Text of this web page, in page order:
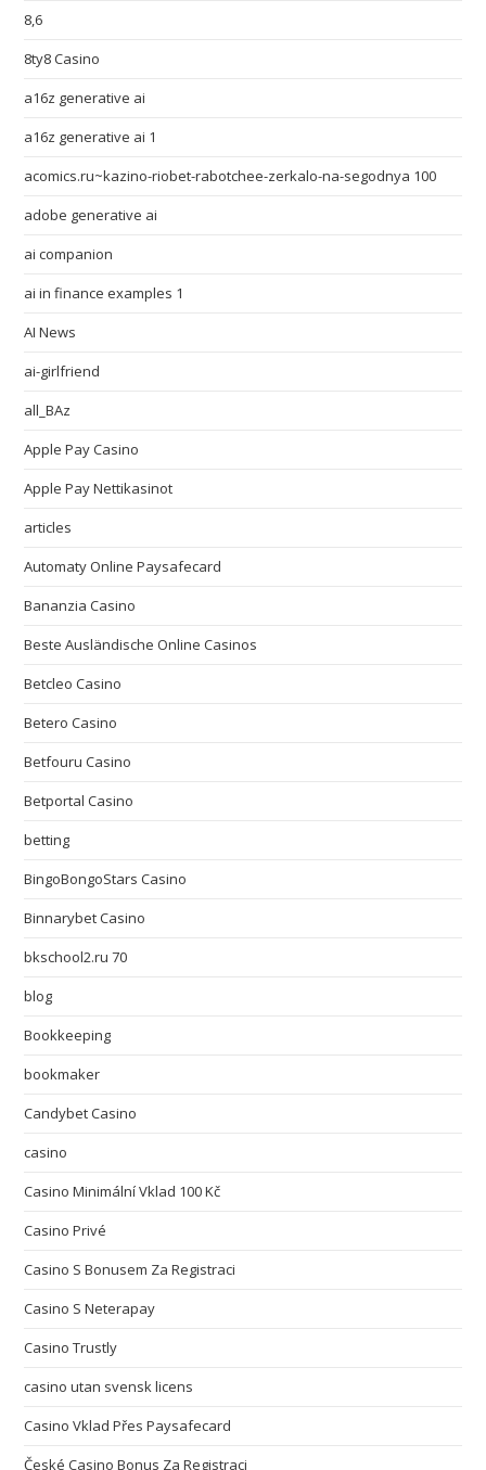
8,6
8ty8 Casino
a16z generative ai
a16z generative ai 1
acomics.ru~kazino-riobet-rabotchee-zerkalo-na-segodnya 100
adobe generative ai
ai companion
ai in finance examples 1
AI News
ai-girlfriend
all_BAz
Apple Pay Casino
Apple Pay Nettikasinot
articles
Automaty Online Paysafecard
Bananzia Casino
Beste Ausländische Online Casinos
Betcleo Casino
Betero Casino
Betfouru Casino
Betportal Casino
betting
BingoBongoStars Casino
Binnarybet Casino
bkschool2.ru 70
blog
Bookkeeping
bookmaker
Candybet Casino
casino
Casino Minimální Vklad 100 Kč
Casino Privé
Casino S Bonusem Za Registraci
Casino S Neterapay
Casino Trustly
casino utan svensk licens
Casino Vklad Přes Paysafecard
České Casino Bonus Za Registraci